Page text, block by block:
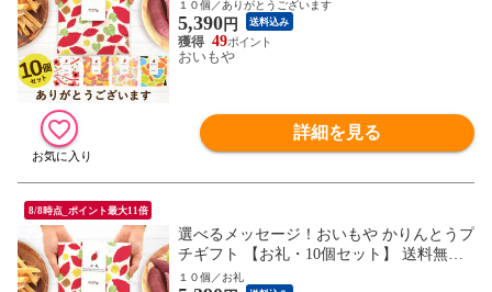
休 お祝い返し お返し 芋けんぴ ※指定O
K！
１０個／ありがとうございます
5,390円 送料込み
49
おいもや
詳細を見る
8/8時点_ポイント最大11倍
選べるメッセージ！おいもや かりんとうプ
チギフト 【お礼・10個セット】 送料無料
人気 スイーツ お菓子 産休 お祝い返し お
１０個／お礼